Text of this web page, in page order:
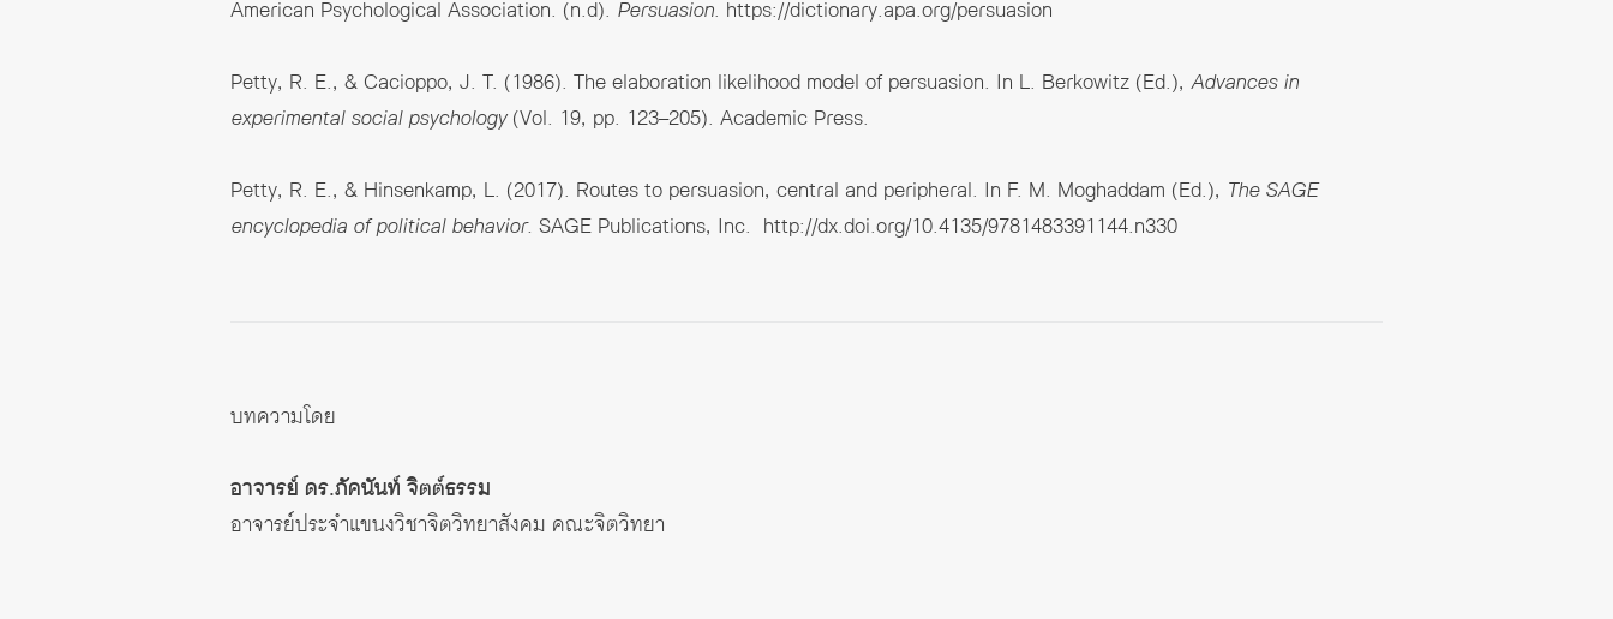
American Psychological Association. (n.d). Persuasion. https://dictionary.apa.org/persuasion
Petty, R. E., & Cacioppo, J. T. (1986). The elaboration likelihood model of persuasion. In L. Berkowitz (Ed.), Advances in
experimental social psychology(Vol. 19, pp. 123–205). Academic Press.
Petty, R. E., & Hinsenkamp, L. (2017). Routes to persuasion, central and peripheral. In F. M. Moghaddam (Ed.), The SAGE
encyclopedia of political behavior. SAGE Publications, Inc. http://dx.doi.org/10.4135/9781483391144.n330
บทความโดย
อาจารย์ ดร.ภัคนันท์ จิตต์ธรรม
อาจารย์ประจำแขนงวิชาจิตวิทยาสังคม คณะจิตวิทยา